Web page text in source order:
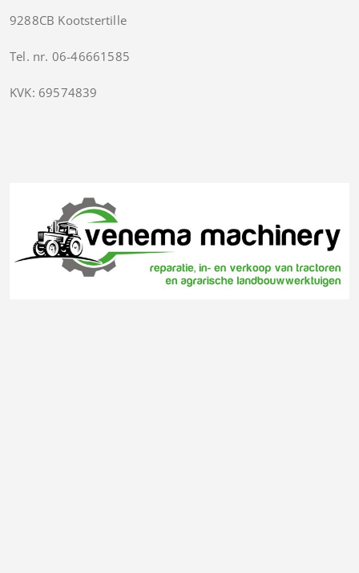
9288CB Kootstertille
Tel. nr. 06-46661585
KVK: 69574839